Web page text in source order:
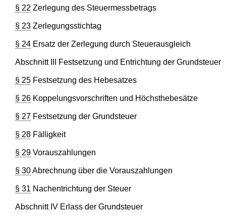
§ 22 Zerlegung des Steuermessbetrags
§ 23 Zerlegungsstichtag
§ 24 Ersatz der Zerlegung durch Steuerausgleich
Abschnitt III Festsetzung und Entrichtung der Grundsteuer
§ 25 Festsetzung des Hebesatzes
§ 26 Koppelungsvorschriften und Höchsthebesätze
§ 27 Festsetzung der Grundsteuer
§ 28 Fälligkeit
§ 29 Vorauszahlungen
§ 30Abrechnung über die Vorauszahlungen
§ 31 Nachentrichtung der Steuer
Abschnitt IV Erlass der Grundsteuer